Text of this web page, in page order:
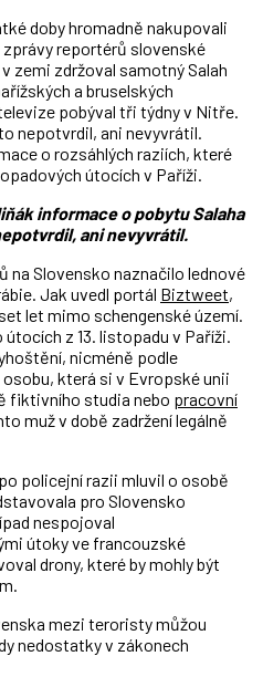
doby hromadně nakupovali
reportérů slovenské
zemi zdržoval samotný Salah
a bruselských
pobýval tři týdny v Nitře.
nepotvrdil, ani nevyvrátil.
o rozsáhlých raziích, které
útocích v Paříži.
informace o pobytu Salaha
ani nevyvrátil.
na Slovensko naznačilo lednové
Jak uvedl portál Biztweet,
let mimo schengenské území.
z 13. listopadu v Paříži.
nicméně podle
která si v Evropské unii
fiktivního studia nebo pracovní
muž v době zadržení legálně
policejní razii mluvil o osobě
pro Slovensko
nespojoval
útoky ve francouzské
drony, které by mohly být
mezi teroristy můžou
nedostatky v zákonech